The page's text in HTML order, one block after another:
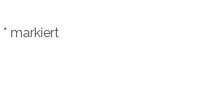
* markiert